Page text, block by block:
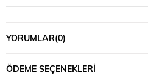
YORUMLAR(0)
ÖDEME SEÇENEKLERI